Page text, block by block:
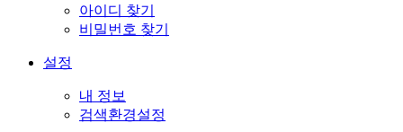
아이디 찾기
비밀번호 찾기
설정
내 정보
검색환경설정